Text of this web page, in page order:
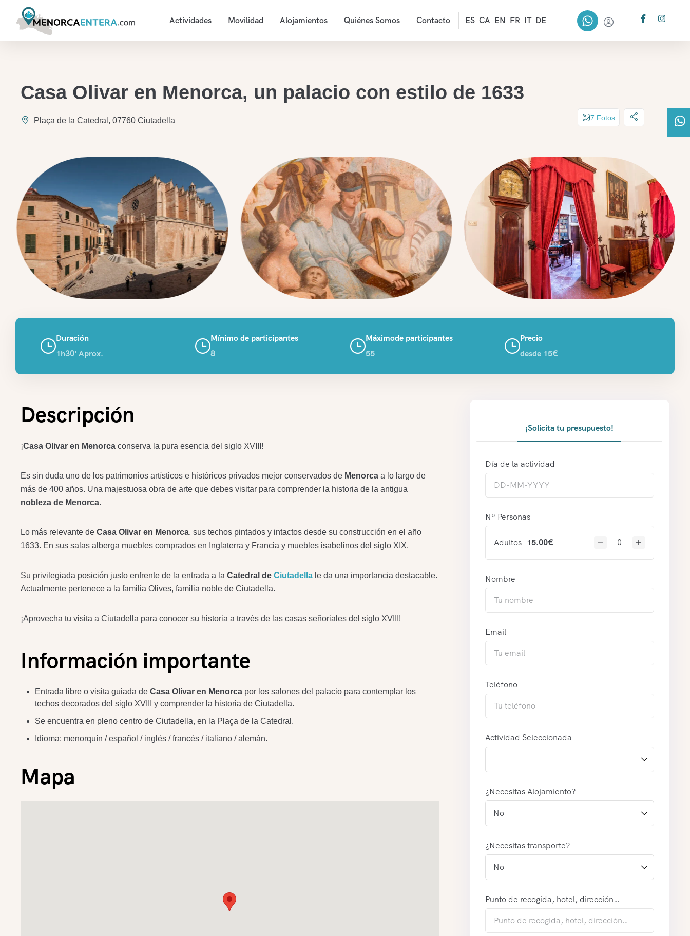
Actividades Movilidad Alojamientos Quiénes Somos Contacto ES CA EN FR IT DE
Casa Olivar en Menorca, un palacio con estilo de 1633
Plaça de la Catedral, 07760 Ciutadella 7 Fotos
Duración
1h30' Aprox.
Mínimo de participantes
8
Máximode participantes
55
Precio
desde 15€
Descripción
¡Casa Olivar en Menorca conserva la pura esencia del siglo XVIII!
Es sin duda uno de los patrimonios artísticos e históricos privados mejor conservados de Menorca a lo largo de
más de 400 años. Una majestuosa obra de arte que debes visitar para comprender la historia de la antigua
nobleza de Menorca.
Lo más relevante de Casa Olivar en Menorca, sus techos pintados y intactos desde su construcción en el año
1633. En sus salas alberga muebles comprados en Inglaterra y Francia y muebles isabelinos del siglo XIX.
Su privilegiada posición justo enfrente de la entrada a la Catedral de Ciutadella le da una importancia destacable.
Actualmente pertenece a la familia Olives, familia noble de Ciutadella.
¡Aprovecha tu visita a Ciutadella para conocer su historia a través de las casas señoriales del siglo XVIII!
Información importante
Entrada libre o visita guiada de Casa Olivar en Menorca por los salones del palacio para contemplar los
techos decorados del siglo XVIII y comprender la historia de Ciutadella.
Se encuentra en pleno centro de Ciutadella, en la Plaça de la Catedral.
Idioma: menorquín / español / inglés / francés / italiano / alemán.
Mapa
¡Solicita tu presupuesto!
Día de la actividad
Nº Personas
Adultos 15.00€
Nombre
Email
Teléfono
Actividad Seleccionada
¿Necesitas Alojamiento?
¿Necesitas transporte?
Punto de recogida, hotel, dirección…